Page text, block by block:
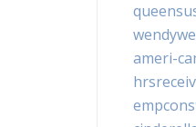
ameri-